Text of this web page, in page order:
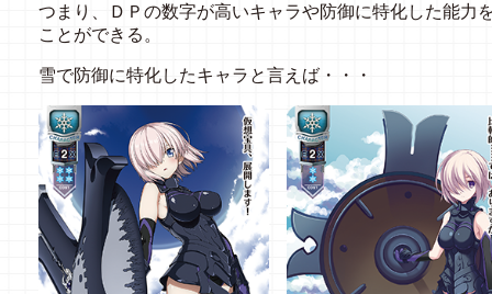
つまり、ＤＰの数字が高いキャラや防御に特化した能力
ことができる。
雪で防御に特化したキャラと言えば・・・